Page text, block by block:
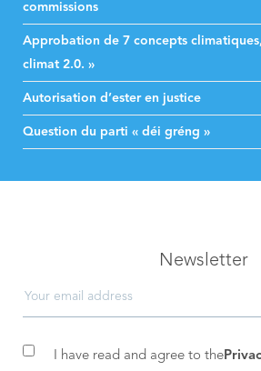
commissions
Approbation de 7 concepts
climat 2.0. »
Autorisation d’ester en justice
Question du parti « déi gréng »
Newsletter
I have read and agree to the